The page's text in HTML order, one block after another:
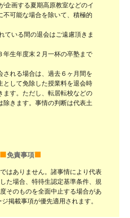
企画する夏期高原教室などのイ
不可能な場合を除いて、積極的
ている間の退会はご遠慮頂きま
年生年度末２月一杯の卒塾まで
される場合は、過去６ヶ月間を
として免除した授業料を退会時
ます。ただし、転居転校などの
除きます。事情の判断は代表土
免責事項
はありません。諸事情により代表
た場合、特待生認定基準条件、規
そのものを全面中止する場合があ
掲載事項が優先適用されます。